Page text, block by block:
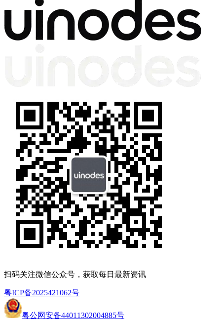
扫码关注微信公众号，获取每日最新资讯
粤ICP备2025421062号
粤公网安备44011302004885号